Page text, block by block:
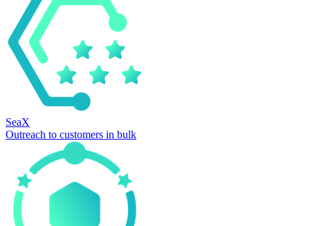
SeaX
Outreach to customers in bulk